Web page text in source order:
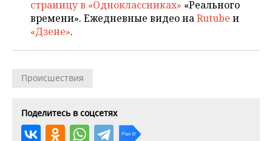
страницу в «Одноклассниках» «Реального
времени». Ежедневные видео наRutube и
«Дзене».
Происшествия
Поделитесь в соцсетях